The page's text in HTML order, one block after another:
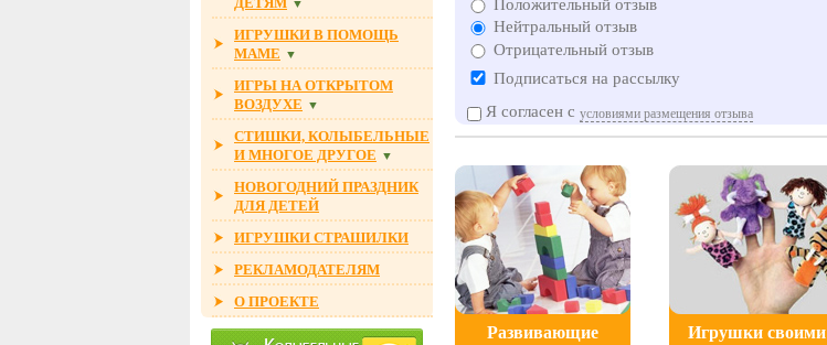
▼
ИГРУШКИ В ПОМОЩЬ
МАМЕ ▼
ИГРЫ НА ОТКРЫТОМ
ВОЗДУХЕ ▼
СТИШКИ, КОЛЫБЕЛЬНЫЕ
И МНОГОЕ ДРУГОЕ ▼
НОВОГОДНИЙ ПРАЗДНИК
ДЛЯ ДЕТЕЙ
ИГРУШКИ СТРАШИЛКИ
РЕКЛАМОДАТЕЛЯМ
О ПРОЕКТЕ
Положительный отзыв
Нейтральный отзыв
Отрицательный отзыв
Подписаться на рассылку
Я согласен с условиями размещения отзыва
Развивающие
Игрушки своими